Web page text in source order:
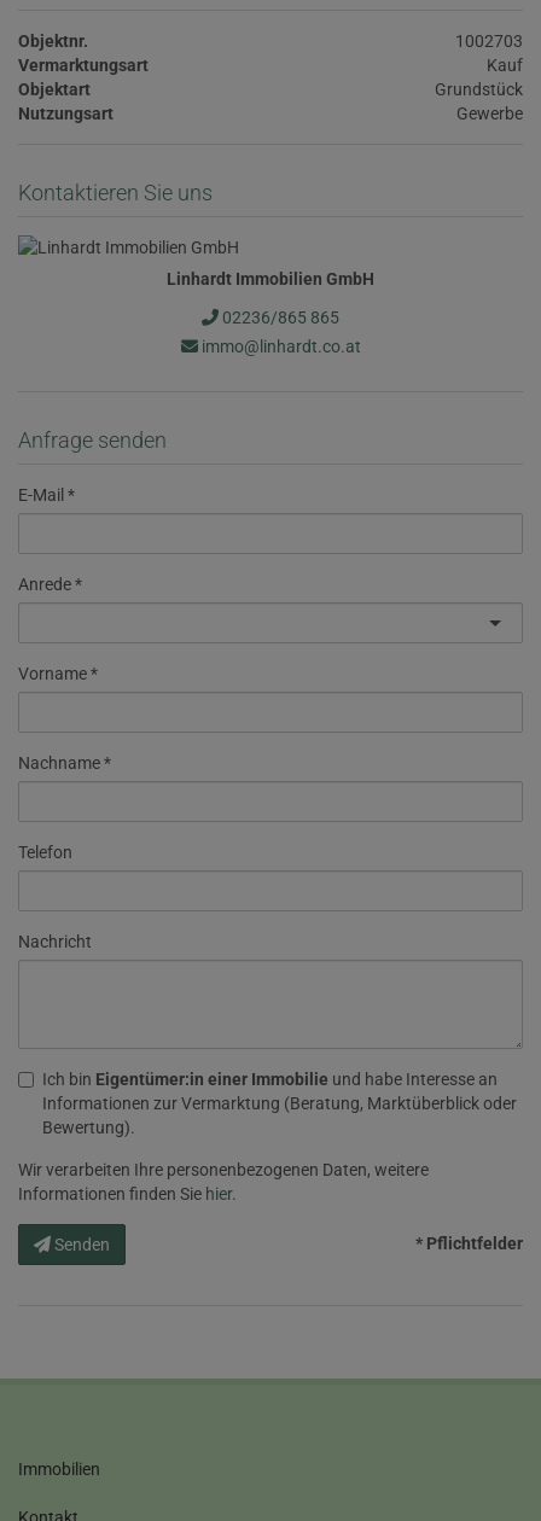
Objektnr.
1002703
Vermarktungsart
Kauf
Objektart
Grundstück
Nutzungsart
Gewerbe
Kontaktieren Sie uns
Linhardt Immobilien GmbH
02236/865 865
immo@linhardt.co.at
Anfrage senden
E-Mail
Anrede
Vorname
Nachname
Telefon
Nachricht
Ich bin Eigentümer:in einer Immobilie und habe Interesse an
Informationen zur Vermarktung (Beratung, Marktüberblick oder
Bewertung).
Wir verarbeiten Ihre personenbezogenen Daten, weitere
Informationen finden Sie hier.
Senden * Pflichtfelder
Immobilien